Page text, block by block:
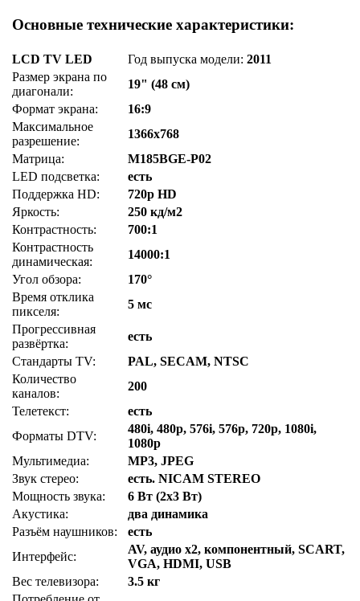
Основные технические характеристики:
LCD TV LED Год выпуска модели:2011
Размер экрана по
диагонали:
19" (48 см)
Формат экрана:
16:9
Максимальное
разрешение:
1366x768
Матрица:
M185BGE-P02
LED подсветка:
есть
Поддержка HD:
720p HD
Яркость:
250 кд/м2
Контрастность:
700:1
Контрастность
динамическая:
14000:1
Угол обзора:
170°
Время отклика
пикселя:
5 мс
Прогрессивная
развёртка:
есть
Стандарты TV:
PAL, SECAM, NTSC
Количество
каналов:
200
Телетекст:
есть
Форматы DTV:
480i, 480p, 576i, 576p, 720p, 1080i,
1080p
Мультимедиа:
MP3, JPEG
Звук стерео:
есть. NICAM STEREO
Мощность звука:
6 Вт (2х3 Вт)
Акустика:
два динамика
Разъём наушников:
есть
Интерфейс:
AV, аудио x2, компонентный, SCART,
VGA, HDMI, USB
Вес телевизора:
3.5 кг